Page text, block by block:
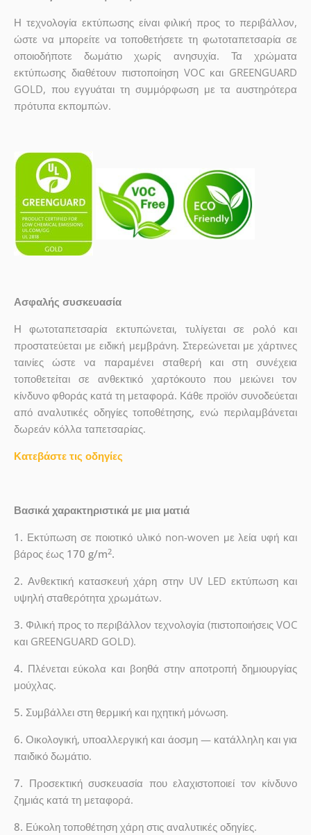
Η τεχνολογία εκτύπωσης είναι φιλική προς το περιβάλλον,
ώστε να μπορείτε να τοποθετήσετε τη φωτοταπετσαρία σε
οποιοδήποτε δωμάτιο χωρίς ανησυχία. Τα χρώματα
εκτύπωσης διαθέτουν πιστοποίηση VOC και GREENGUARD
GOLD, που εγγυάται τη συμμόρφωση με τα αυστηρότερα
πρότυπα εκπομπών.
Ασφαλής συσκευασία
Η φωτοταπετσαρία εκτυπώνεται, τυλίγεται σε ρολό και
προστατεύεται με ειδική μεμβράνη. Στερεώνεται με χάρτινες
ταινίες ώστε να παραμένει σταθερή και στη συνέχεια
τοποθετείται σε ανθεκτικό χαρτόκουτο που μειώνει τον
κίνδυνο φθοράς κατά τη μεταφορά. Κάθε προϊόν συνοδεύεται
από αναλυτικές οδηγίες τοποθέτησης, ενώ περιλαμβάνεται
δωρεάν κόλλα ταπετσαρίας.
Κατεβάστε τις οδηγίες
Βασικά χαρακτηριστικά με μια ματιά
1. Εκτύπωση σε ποιοτικό υλικό non-woven με λεία υφή και
βάρος έως 170 g/m2.
2.Ανθεκτική κατασκευή χάρη στην UV LED εκτύπωση και
υψηλή σταθερότητα χρωμάτων.
3. Φιλική προς το περιβάλλον τεχνολογία (πιστοποιήσεις VOC
και GREENGUARD GOLD).
4. Πλένεται εύκολα και βοηθά στην αποτροπή δημιουργίας
μούχλας.
5. Συμβάλλει στη θερμική και ηχητική μόνωση.
6.Οικολογική, υποαλλεργική και άοσμη — κατάλληλη και για
παιδικό δωμάτιο.
7. Προσεκτική συσκευασία που ελαχιστοποιεί τον κίνδυνο
ζημιάς κατά τη μεταφορά.
8. Εύκολη τοποθέτηση χάρη στις αναλυτικές οδηγίες.